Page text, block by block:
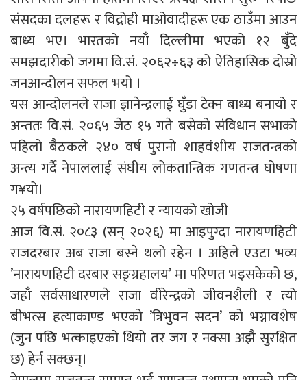
संसदका दलहरू र विद्रोही माओवादीहरू एक ठाउँमा आउन
बाध्य भए। भारतको नयाँ दिल्लीमा भएको १२ बुँदे
समझदारीको जगमा वि.सं. २०६२÷६३ को ऐतिहासिक दोस्रो
जनआन्दोलन सफल भयो ।
यस आन्दोलनले राजा ज्ञानेन्द्रलाई घुँडा टेक्न बाध्य बनायो र
अन्ततः वि.सं. २०६५ जेठ १५ गते बसेको संविधान सभाको
पहिलो बैठकले २४० वर्ष पुरानो शाहवंशीय राजतन्त्रको
अन्त्य गर्दै नेपाललाई संघीय लोकतान्त्रिक गणतन्त्र घोषणा
ग¥यो।
२५ वर्षपछिको नारायणहिटी र न्यायको खोजी
आज वि.सं. २०८३ (सन् २०२६) मा आइपुग्दा नारायणहिटी
राजदरबार अब राजा बस्ने थलो रहेन । अहिले एउटा भव्य
’नारायणहिटी दरबार सङ्ग्रहालय’ मा परिणत भइसकेको छ,
जहाँ सर्वसाधारणले राजा वीरेन्द्रको जीवनशैली र त्यो
बीभत्स हत्याकाण्ड भएको ’त्रिभुवन सदन’ को भग्नावशेष
(जुन पछि भत्काइएको थियो तर जग र नक्सा अझै सुरक्षित
छ) हेर्न सक्छन्।